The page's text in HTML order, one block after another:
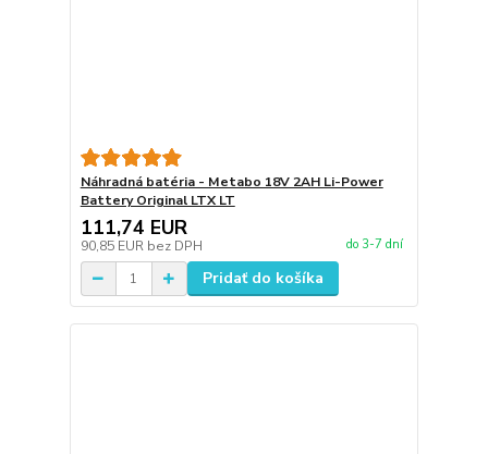
Náhradná batéria - Metabo 18V 2AH Li-Power
Battery Original LTX LT
111,74 EUR
90,85 EUR bez DPH do 3-7 dní
Pridať do košíka